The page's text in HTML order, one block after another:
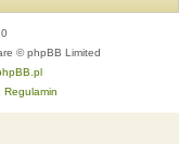
© phpBB Limited
Regulamin